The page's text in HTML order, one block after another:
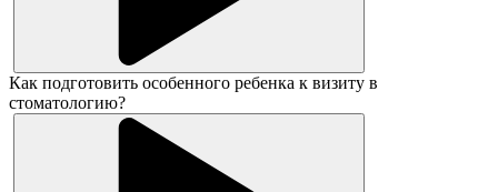
Как подготовить особенного ребенка к визиту в
стоматологию?